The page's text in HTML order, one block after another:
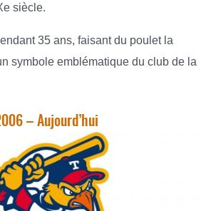
siècle.
35 ans, faisant du poulet la
symbole emblématique du club de la
– Aujourd’hui